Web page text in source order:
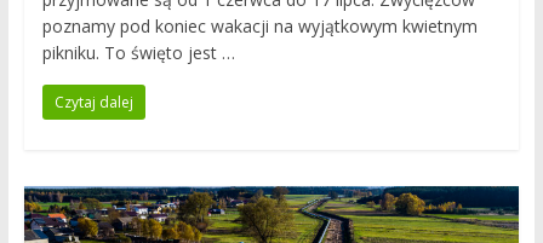
poznamy pod koniec wakacji na wyjątkowym kwietnym
pikniku. To święto jest …
Czytaj dalej